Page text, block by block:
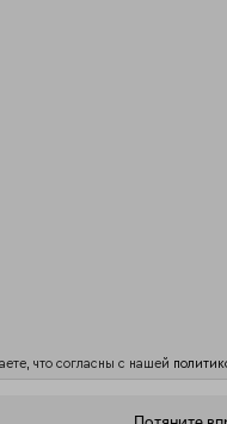
что согласны с нашей